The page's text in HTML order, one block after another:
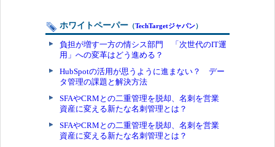
ホワイトペーパー （TechTargetジャパン）
負担が増す一方の情シス部門 「次世代のIT運
用」への変革はどう進める？
HubSpotの活用が思うように進まない？ デー
タ管理の課題と解決方法
SFAやCRMとの二重管理を脱却、名刺を営業
資産に変える新たな名刺管理とは？
SFAやCRMとの二重管理を脱却、名刺を営業
資産に変える新たな名刺管理とは？